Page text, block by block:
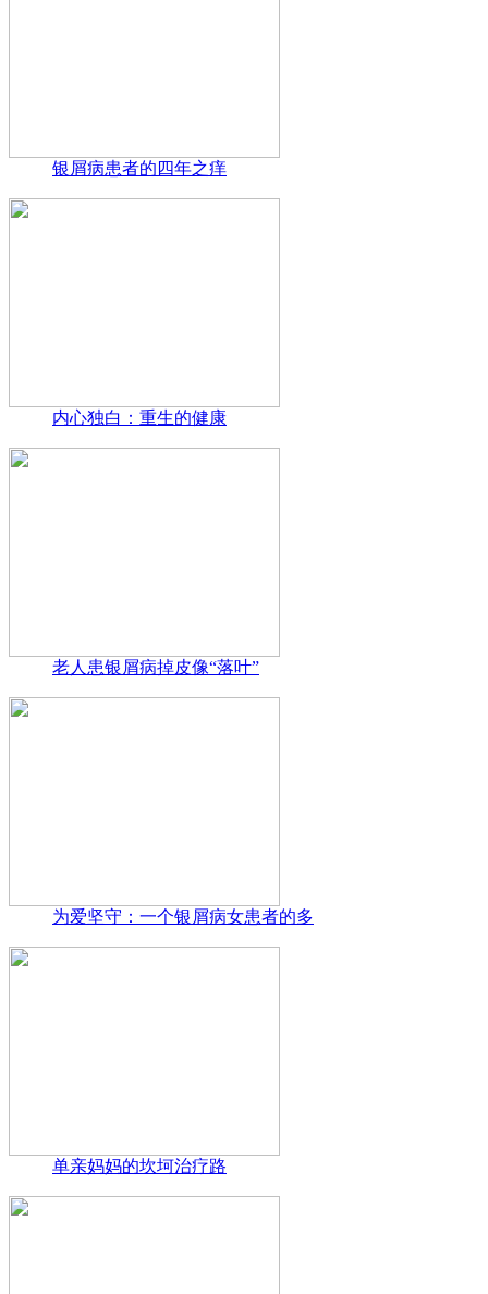
银屑病患者的四年之痒
内心独白：重生的健康
老人患银屑病掉皮像“落叶”
为爱坚守：一个银屑病女患者的多
单亲妈妈的坎坷治疗路